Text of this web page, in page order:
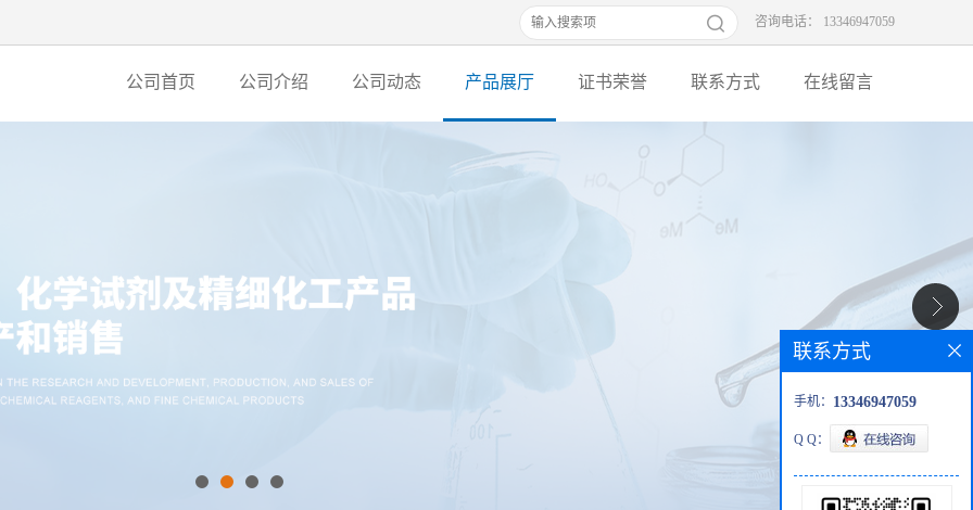
咨询电话： 13346947059
公司首页 公司介绍 公司动态 产品展厅 证书荣誉 联系方式 在线留言
联系方式
手机： 13346947059
Q Q：